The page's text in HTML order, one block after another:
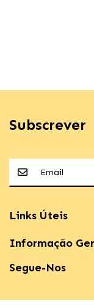
Subscrever
Links Úteis
Informação
Segue-Nos